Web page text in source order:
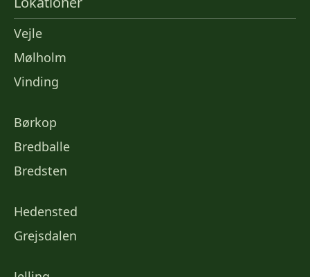
Vejle
Mølholm
Vinding
Børkop
Bredballe
Bredsten
Hedensted
Grejsdalen